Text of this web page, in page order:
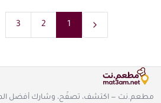
1
2
3
مطعم.نت — اكتشف، تصفّح، وشارك أفضل